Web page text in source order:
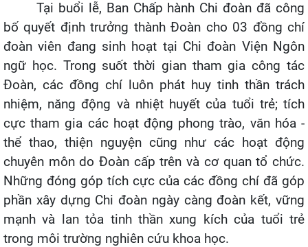
Tại buổi lễ, Ban Chấp hành Chi đoàn đã công
bố quyết định trưởng thành Đoàn cho 03 đồng chí
đoàn viên đang sinh hoạt tại Chi đoàn Viện Ngôn
ngữ học. Trong suốt thời gian tham gia công tác
Đoàn, các đồng chí luôn phát huy tinh thần trách
nhiệm, năng động và nhiệt huyết của tuổi trẻ; tích
cực tham gia các hoạt động phong trào, văn hóa -
thể thao, thiện nguyện cũng như các hoạt động
chuyên môn do Đoàn cấp trên và cơ quan tổ chức.
Những đóng góp tích cực của các đồng chí đã góp
phần xây dựng Chi đoàn ngày càng đoàn kết, vững
mạnh và lan tỏa tinh thần xung kích của tuổi trẻ
trong môi trường nghiên cứu khoa học.